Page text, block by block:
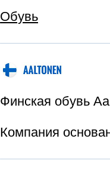
Обувь
Финская обувь
Компания